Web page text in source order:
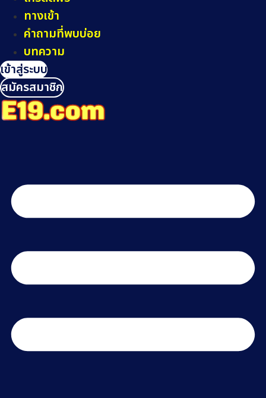
ทางเข้า
คำถามที่พบบ่อย
บทความ
เข้าสู่ระบบ
สมัครสมาชิก